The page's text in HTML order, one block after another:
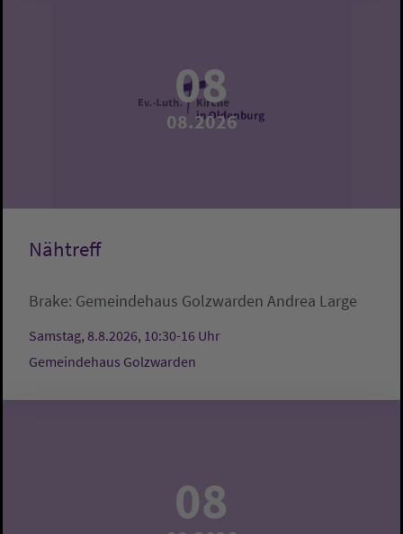
08
08.2026
Nähtreff
Brake: Gemeindehaus Golzwarden Andrea Large
Samstag, 8.8.2026, 10:30-16 Uhr
Gemeindehaus Golzwarden
08